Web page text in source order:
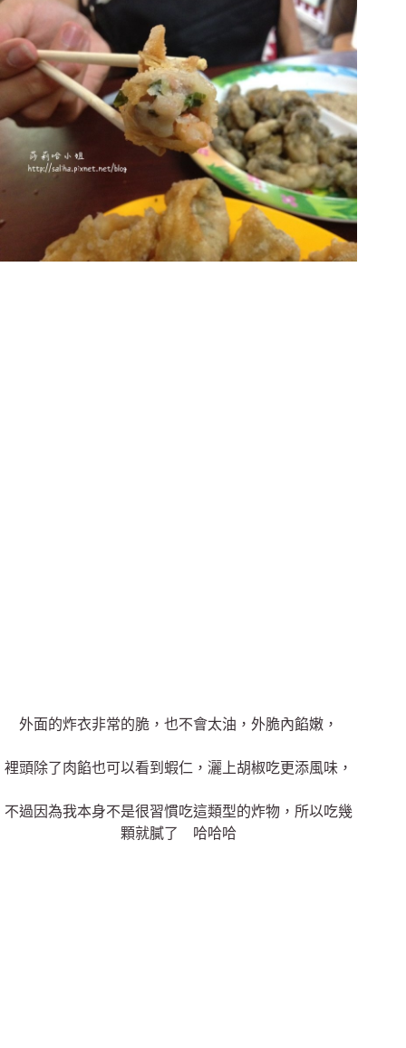
外面的炸衣非常的脆，也不會太油，外脆內餡嫩，
裡頭除了肉餡也可以看到蝦仁，灑上胡椒吃更添風味，
不過因為我本身不是很習慣吃這類型的炸物，所以吃幾
顆就膩了 哈哈哈